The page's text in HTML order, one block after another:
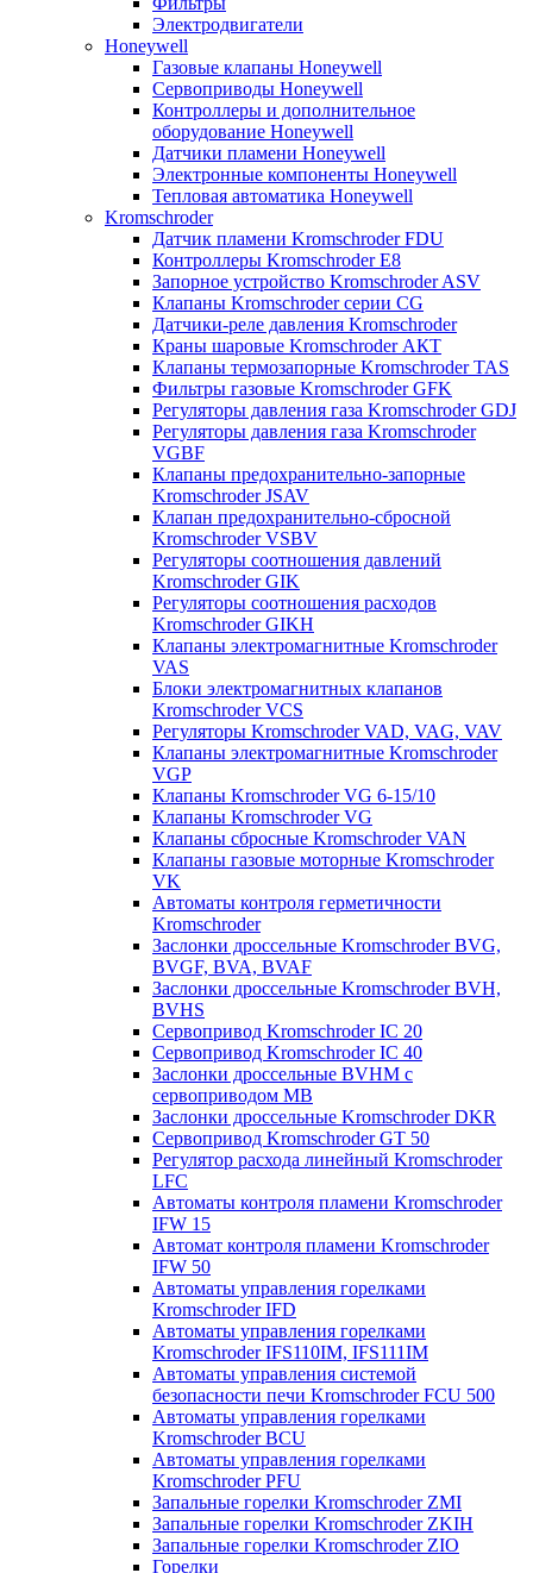
Электродвигатели
Honeywell
Газовые клапаны Honeywell
Сервоприводы Honeywell
Контроллеры и дополнительное
оборудование Honeywell
Датчики пламени Honeywell
Электронные компоненты Honeywell
Тепловая автоматика Honeywell
Kromschroder
Датчик пламени Kromschroder FDU
Контроллеры Kromschroder E8
Запорное устройство Kromschroder ASV
Клапаны Kromschroder серии CG
Датчики-реле давления Kromschroder
Краны шаровые Kromschroder АКТ
Клапаны термозапорные Kromschroder TAS
Фильтры газовые Kromschroder GFK
Регуляторы давления газа Kromschroder GDJ
Регуляторы давления газа Kromschroder
VGBF
Клапаны предохранительно-запорные
Kromschroder JSAV
Клапан предохранительно-сбросной
Kromschroder VSBV
Регуляторы соотношения давлений
Kromschroder GIK
Регуляторы соотношения расходов
Kromschroder GIKH
Клапаны электромагнитные Kromschroder
VAS
Блоки электромагнитных клапанов
Kromschroder VCS
Регуляторы Kromschroder VAD, VAG, VAV
Клапаны электромагнитные Kromschroder
VGP
Клапаны Kromschroder VG 6-15/10
Клапаны Kromschroder VG
Клапаны сбросные Kromschroder VAN
Клапаны газовые моторные Kromschroder
VK
Автоматы контроля герметичности
Kromschroder
Заслонки дроссельные Kromschroder BVG,
BVGF, BVA, BVAF
Заслонки дроссельные Kromschroder BVH,
BVHS
Сервопривод Kromschroder IC 20
Сервопривод Kromschroder IC 40
Заслонки дроссельные BVHM с
сервоприводом МВ
Заслонки дроссельные Kromschroder DKR
Cервопривод Kromschroder GT 50
Регулятор расхода линейный Kromschroder
LFC
Автоматы контроля пламени Kromschroder
IFW 15
Автомат контроля пламени Kromschroder
IFW 50
Автоматы управления горелками
Kromschroder IFD
Автоматы управления горелками
Kromschroder IFS110IM, IFS111IM
Автоматы управления системой
безопасности печи Kromschroder FCU 500
Автоматы управления горелками
Kromschroder BCU
Автоматы управления горелками
Kromschroder PFU
Запальные горелки Kromschroder ZМI
Запальные горелки Kromschroder ZKIH
Запальные горелки Kromschroder ZIO
Горелки